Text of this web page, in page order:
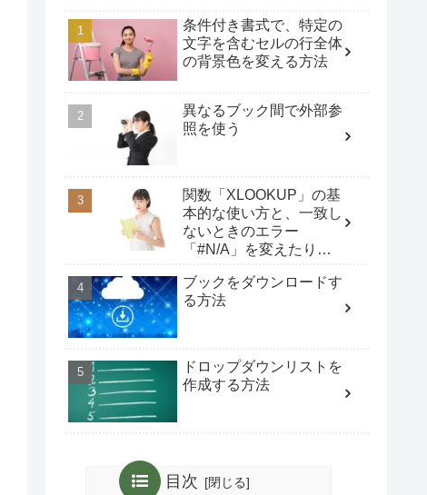
条件付き書式で、特定の
文字を含むセルの行全体
の背景色を変える方法
異なるブック間で外部参
照を使う
関数「XLOOKUP」の基
本的な使い方と、一致し
ないときのエラー
「#N/A」を変えたり、
「0」表示を消す方法
ブックをダウンロードす
る方法
ドロップダウンリストを
作成する方法
目次